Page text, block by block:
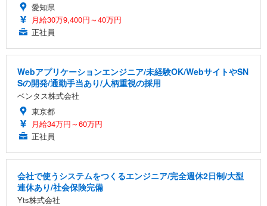
愛知県
月給30万9,400円～40万円
正社員
Webアプリケーションエンジニア/未経験OK/WebサイトやSN
Sの開発/通勤手当あり/人柄重視の採用
ベンタス株式会社
東京都
月給34万円～60万円
正社員
会社で使うシステムをつくるエンジニア/完全週休2日制/大型
連休あり/社会保険完備
Yts株式会社